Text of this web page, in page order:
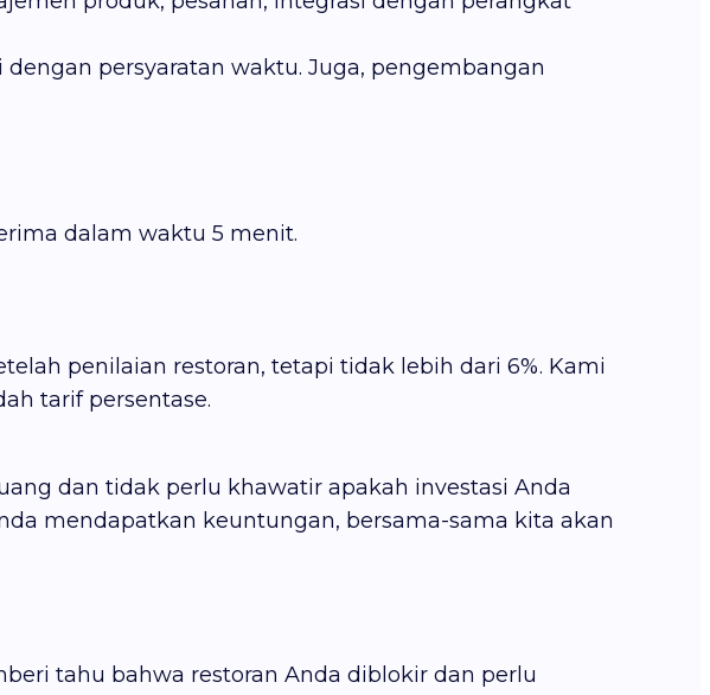
persyaratan waktu. Juga, pengembangan
dalam waktu 5 menit.
penilaian restoran, tetapi tidak lebih dari 6%. Kami
tarif persentase.
dan tidak perlu khawatir apakah investasi Anda
mendapatkan keuntungan, bersama-sama kita akan
tahu bahwa restoran Anda diblokir dan perlu